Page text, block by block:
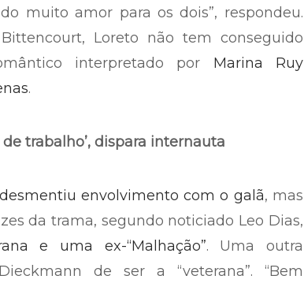
muito amor para os dois”, respondeu.
Loreto não tem conseguido
interpretado por Marina Ruy
.
trabalho’, dispara internauta
envolvimento com o galã, mas
da trama, segundo noticiado Leo Dias,
e uma ex-“Malhação”. Uma outra
de ser a “veterana”. “Bem